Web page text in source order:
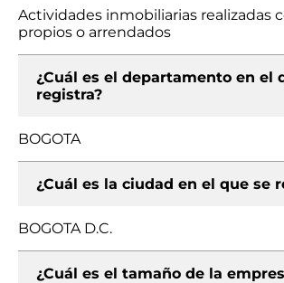
Actividades inmobiliarias realizadas
propios o arrendados
¿Cuál es el departamento en el
registra?
BOGOTA
¿Cuál es la ciudad en el que se
BOGOTA D.C.
¿Cuál es el tamaño de la